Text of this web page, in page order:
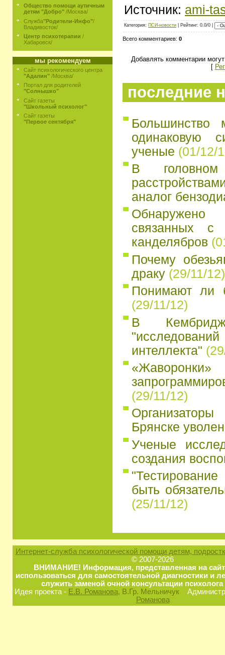
Общество помощи аутичным
детям "Добро" /Москва/
Служба"Родители-Инфо"/
Владивосток/
Центр психотерапии /
Хабаровск/
мы рекомендуем
Сайт психологического центра
"Адалин" /Москва/
Портал для родителей
"Солнышко"
Сайт газеты
"Школьный психолог"
Сайт газеты
"Первое сентября"
Источник: ami-
Категория: ПСИ-новости | Рейтинг: 0.0/0 |
Всего комментариев: 0
Добавлять комментарии
[
последние
Большинство
одинаковую
ученые (01/12/
В
аналог
связанных с
канделябров
Почему
драку (29/11/12)
Понимают ли
(29/11/12)
В
интеллекта"
(29/11/12)
Брянске
Ученые
создания
быть
(25/11/12)
Интернет-служба психологической помощи детям,
© 2007-2026
ВНИМАНИЕ! Информация, представленная на
использоваться для самостоятельной диагностики и
служить заменой очной консультации
Идея проекта - Е.В. Романова, В.Гр. Мельничук
Романова